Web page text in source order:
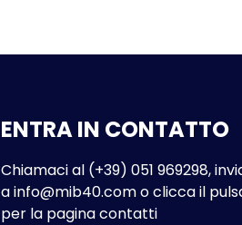
ENTRA IN CONTATTO
Chiamaci al (+39) 051 969298,
ainfo@mib40.como clicca il
per la pagina contatti